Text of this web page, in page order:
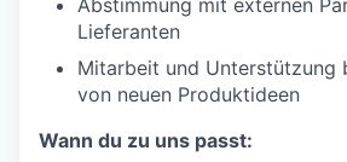
Lieferanten
Mitarbeit und Unterstützung
von neuen Produktideen
Wann du zu uns passt: